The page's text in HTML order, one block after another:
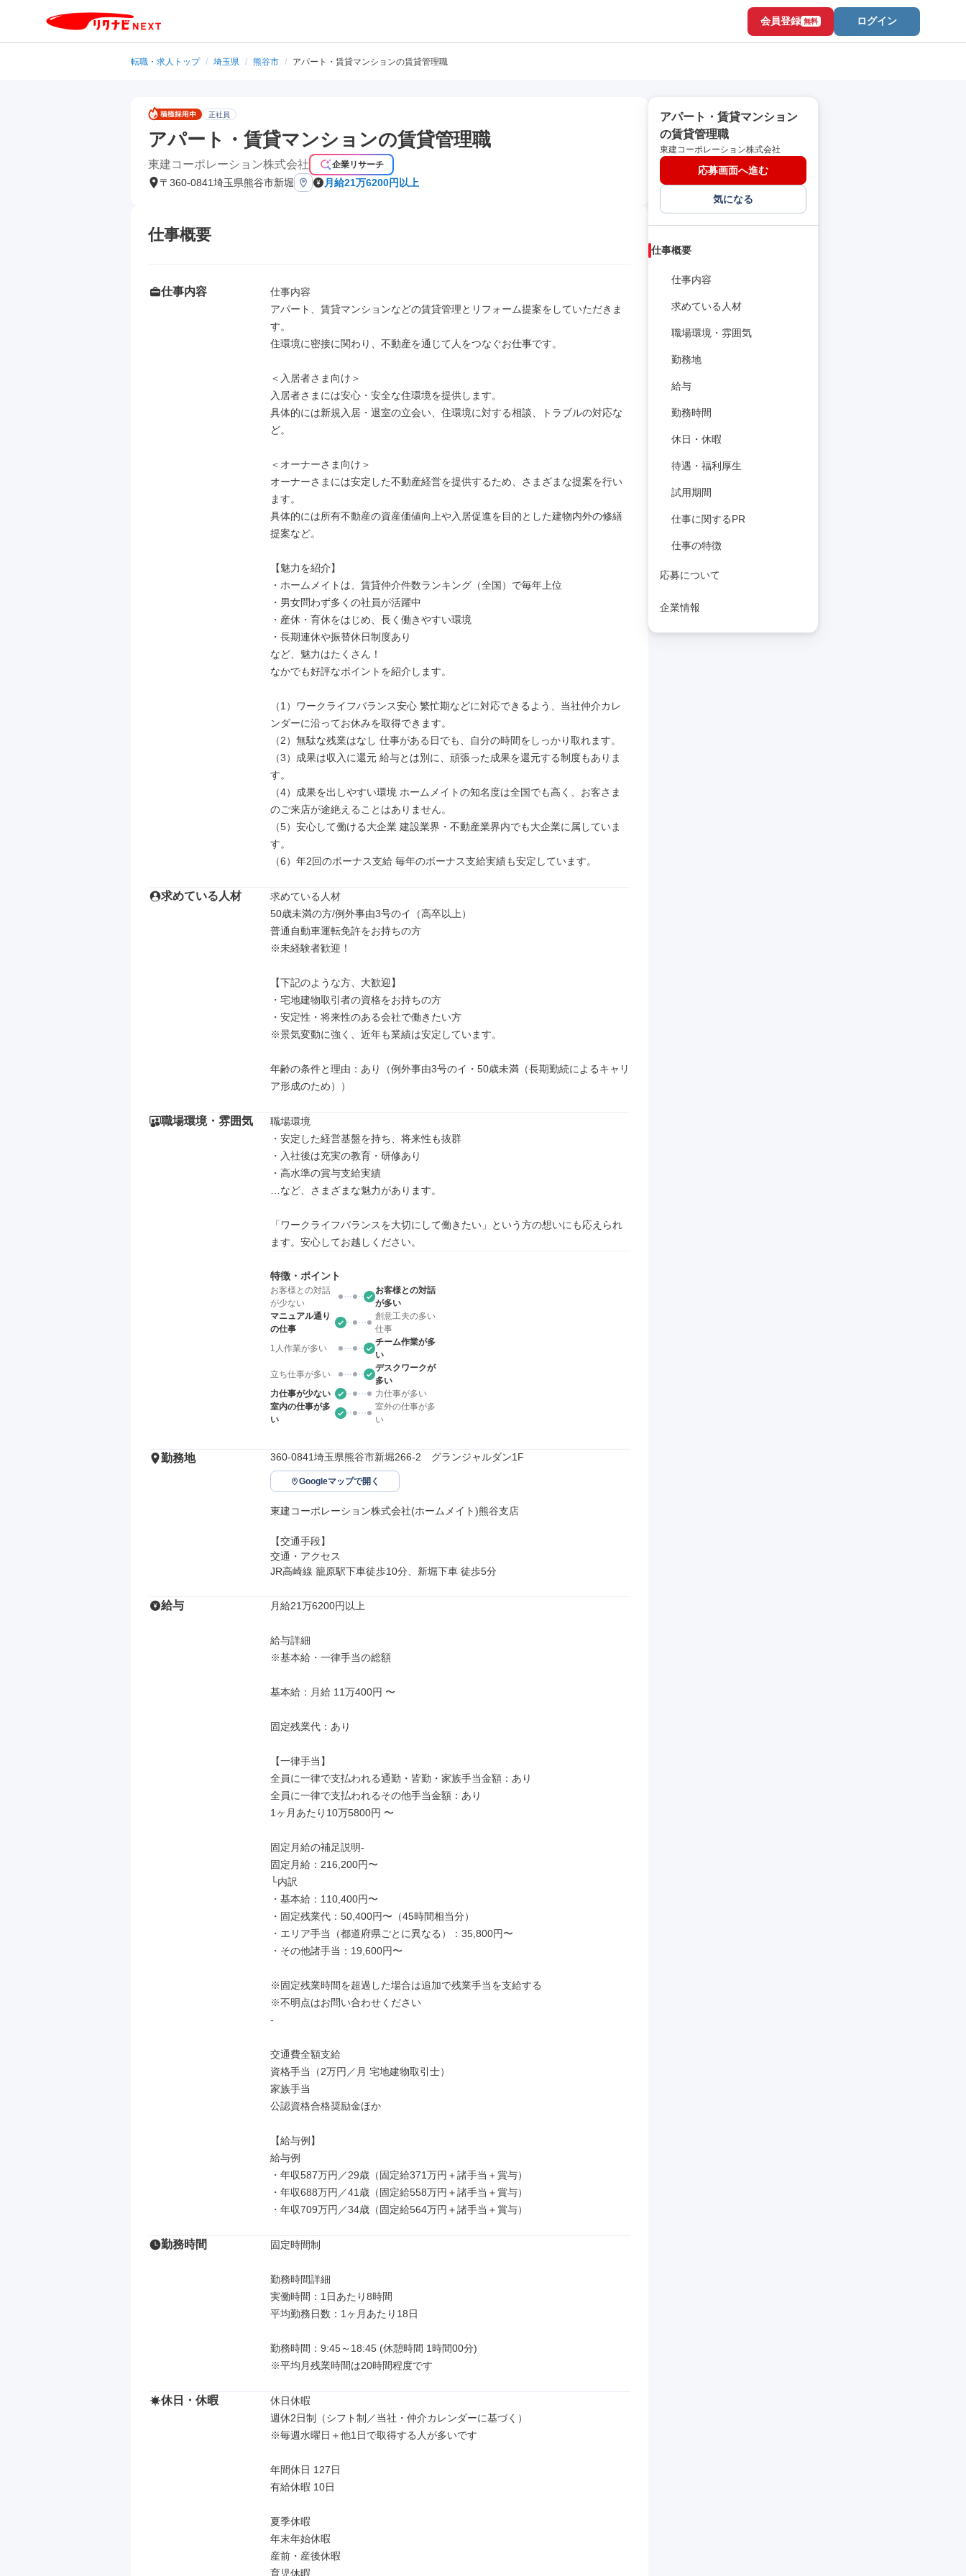
会員登録 無料 ログイン
転職・求人トップ / 埼玉県 / 熊谷市 / アパート・賃貸マンションの賃貸管理職
正社員
アパート・賃貸マンションの賃貸管理職
東建コーポレーション株式会社 企業リサーチ
〒360-0841埼玉県熊谷市新堀 月給21万6200円以上
仕事概要
仕事内容
仕事内容
アパート、賃貸マンションなどの賃貸管理とリフォーム提案をしていただきま
す。
住環境に密接に関わり、不動産を通じて人をつなぐお仕事です。
＜入居者さま向け＞
入居者さまには安心・安全な住環境を提供します。
具体的には新規入居・退室の立会い、住環境に対する相談、トラブルの対応な
ど。
＜オーナーさま向け＞
オーナーさまには安定した不動産経営を提供するため、さまざまな提案を行い
ます。
具体的には所有不動産の資産価値向上や入居促進を目的とした建物内外の修繕
提案など。
【魅力を紹介】
・ホームメイトは、賃貸仲介件数ランキング（全国）で毎年上位
・男女問わず多くの社員が活躍中
・産休・育休をはじめ、長く働きやすい環境
・長期連休や振替休日制度あり
など、魅力はたくさん！
なかでも好評なポイントを紹介します。
（1）ワークライフバランス安心 繁忙期などに対応できるよう、当社仲介カレ
ンダーに沿ってお休みを取得できます。
（2）無駄な残業はなし 仕事がある日でも、自分の時間をしっかり取れます。
（3）成果は収入に還元 給与とは別に、頑張った成果を還元する制度もありま
す。
（4）成果を出しやすい環境 ホームメイトの知名度は全国でも高く、お客さま
のご来店が途絶えることはありません。
（5）安心して働ける大企業 建設業界・不動産業界内でも大企業に属していま
す。
（6）年2回のボーナス支給 毎年のボーナス支給実績も安定しています。
求めている人材
求めている人材
50歳未満の方/例外事由3号のイ（高卒以上）
普通自動車運転免許をお持ちの方
※未経験者歓迎！
【下記のような方、大歓迎】
・宅地建物取引者の資格をお持ちの方
・安定性・将来性のある会社で働きたい方
※景気変動に強く、近年も業績は安定しています。
年齢の条件と理由：あり（例外事由3号のイ・50歳未満（長期勤続によるキャリ
ア形成のため））
職場環境・雰囲気
職場環境
・安定した経営基盤を持ち、将来性も抜群
・入社後は充実の教育・研修あり
・高水準の賞与支給実績
…など、さまざまな魅力があります。
「ワークライフバランスを大切にして働きたい」という方の想いにも応えられ
ます。安心してお越しください。
特徴・ポイント
お客様との対話
が少ない
お客様との対話
が多い
マニュアル通り
の仕事
創意工夫の多い
仕事
1人作業が多い
チーム作業が多
い
立ち仕事が多い
デスクワークが
多い
力仕事が少ない
力仕事が多い
室内の仕事が多
い
室外の仕事が多
い
勤務地 360-0841埼玉県熊谷市新堀266-2　グランジャルダン1F
Googleマップで開く
東建コーポレーション株式会社(ホームメイト)熊谷支店
【交通手段】
交通・アクセス
JR高崎線 籠原駅下車徒歩10分、新堀下車 徒歩5分
給与 月給21万6200円以上
給与詳細
※基本給・一律手当の総額
基本給：月給 11万400円 〜
固定残業代：あり
【一律手当】
全員に一律で支払われる通勤・皆勤・家族手当金額：あり
全員に一律で支払われるその他手当金額：あり
1ヶ月あたり10万5800円 〜
固定月給の補足説明-
固定月給：216,200円〜
└内訳
・基本給：110,400円〜
・固定残業代：50,400円〜（45時間相当分）
・エリア手当（都道府県ごとに異なる）：35,800円〜
・その他諸手当：19,600円〜
※固定残業時間を超過した場合は追加で残業手当を支給する
※不明点はお問い合わせください
-
交通費全額支給
資格手当（2万円／月 宅地建物取引士）
家族手当
公認資格合格奨励金ほか
【給与例】
給与例
・年収587万円／29歳（固定給371万円＋諸手当＋賞与）
・年収688万円／41歳（固定給558万円＋諸手当＋賞与）
・年収709万円／34歳（固定給564万円＋諸手当＋賞与）
勤務時間 固定時間制
勤務時間詳細
実働時間：1日あたり8時間
平均勤務日数：1ヶ月あたり18日
勤務時間：9:45～18:45 (休憩時間 1時間00分)
※平均月残業時間は20時間程度です
休日・休暇
休日休暇
週休2日制（シフト制／当社・仲介カレンダーに基づく）
※毎週水曜日＋他1日で取得する人が多いです
年間休日 127日
有給休暇 10日
夏季休暇
年末年始休暇
産前・産後休暇
育児休暇
アパート・賃貸マンション
の賃貸管理職
東建コーポレーション株式会社
応募画面へ進む
気になる
仕事概要
仕事内容
求めている人材
職場環境・雰囲気
勤務地
給与
勤務時間
休日・休暇
待遇・福利厚生
試用期間
仕事に関するPR
仕事の特徴
応募について
企業情報